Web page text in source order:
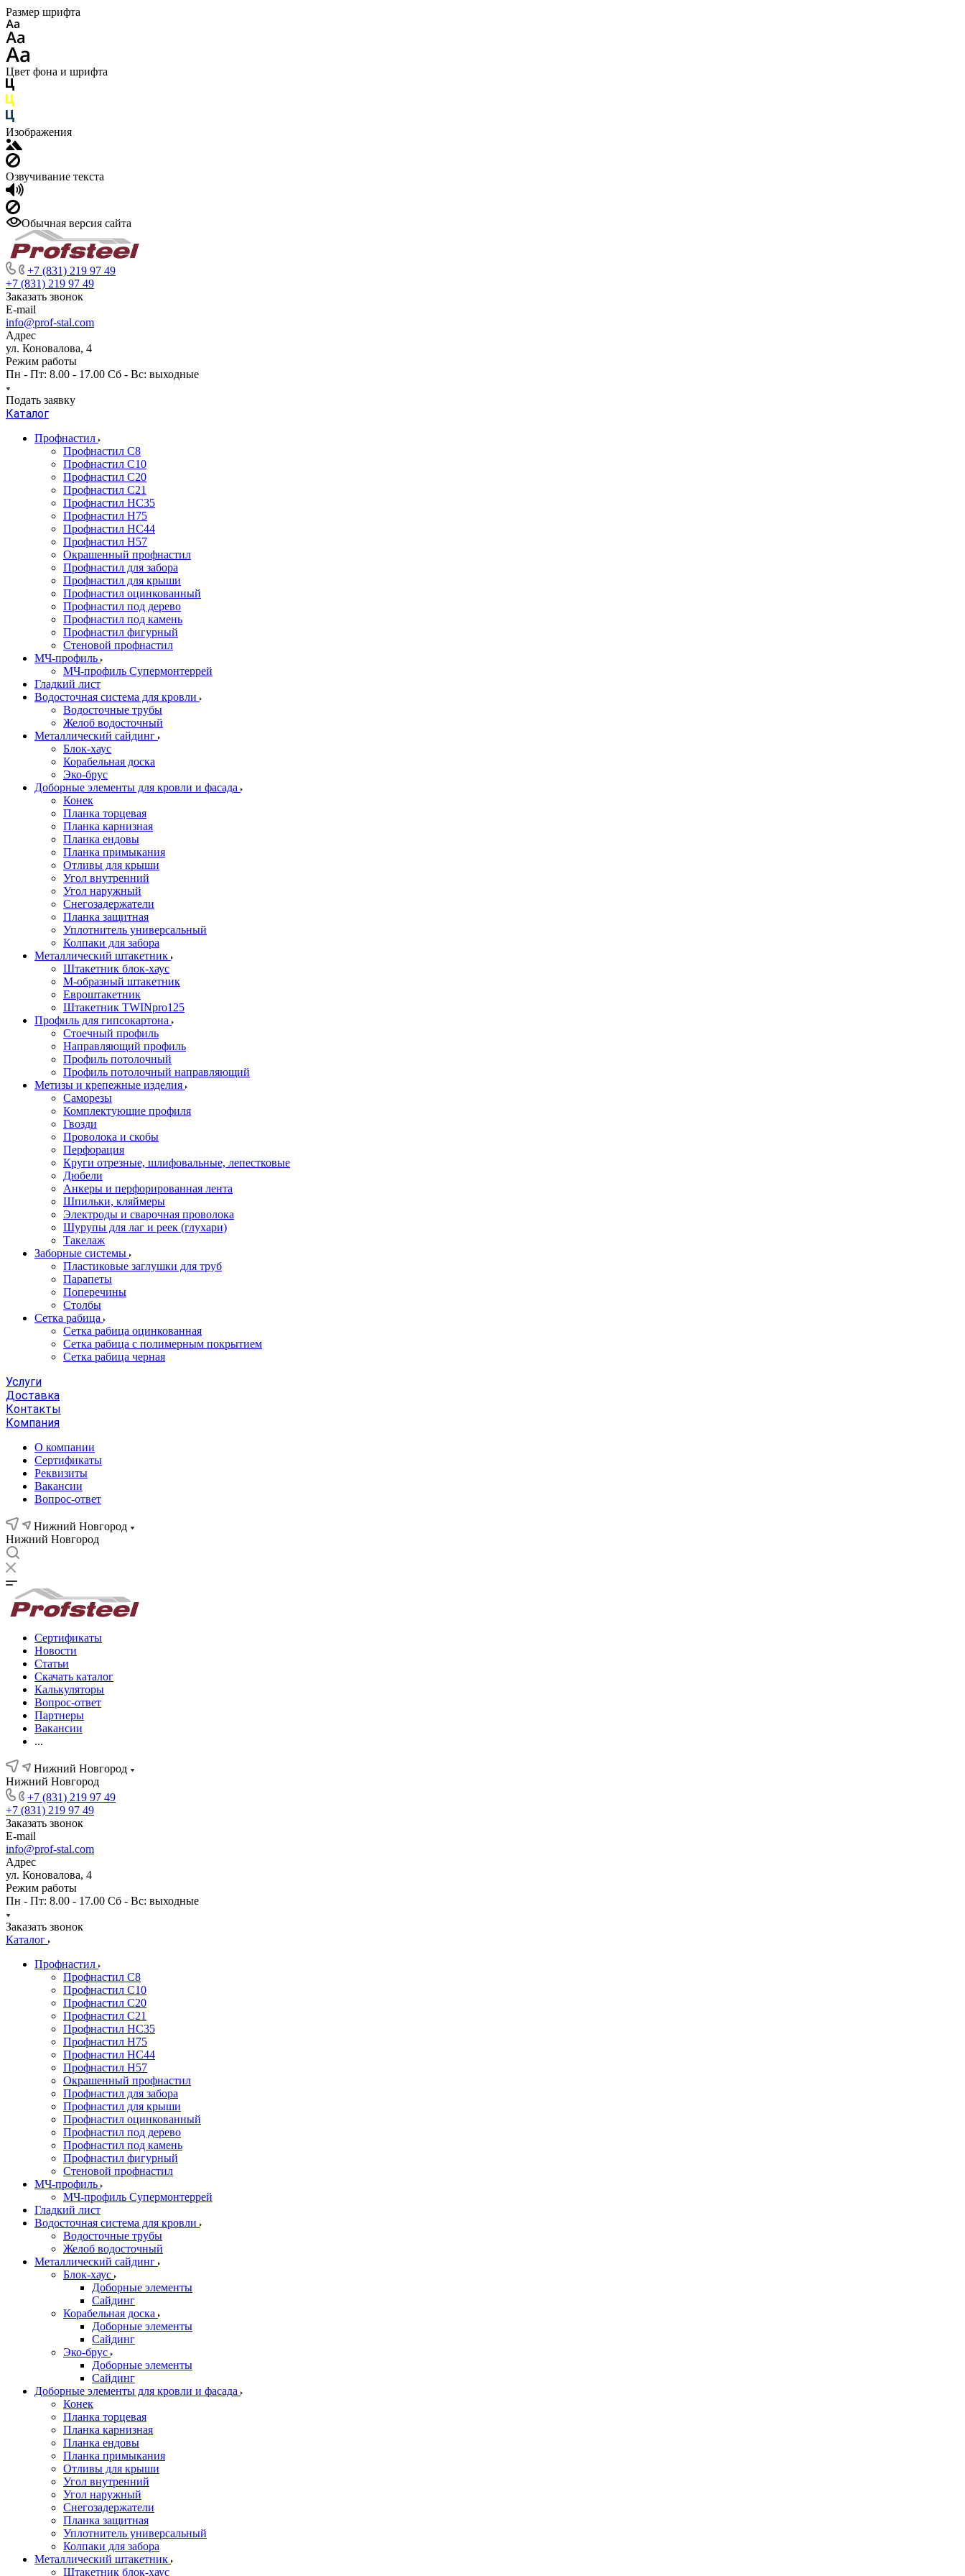
Размер шрифта
Цвет фона и шрифта
Изображения
Озвучивание текста
Обычная версия сайта
+7 (831) 219 97 49
+7 (831) 219 97 49
Заказать звонок
E-mail
info@prof-stal.com
Адрес
ул. Коновалова, 4
Режим работы
Пн - Пт: 8.00 - 17.00 Сб - Вс: выходные
Подать заявку
Каталог
Профнастил
Профнастил С8
Профнастил С10
Профнастил С20
Профнастил С21
Профнастил НС35
Профнастил Н75
Профнастил HC44
Профнастил Н57
Окрашенный профнастил
Профнастил для забора
Профнастил для крыши
Профнастил оцинкованный
Профнастил под дерево
Профнастил под камень
Профнастил фигурный
Стеновой профнастил
МЧ-профиль
МЧ-профиль Супермонтеррей
Гладкий лист
Водосточная система для кровли
Водосточные трубы
Желоб водосточный
Металлический сайдинг
Блок-хаус
Корабельная доска
Эко-брус
Доборные элементы для кровли и фасада
Конек
Планка торцевая
Планка карнизная
Планка ендовы
Планка примыкания
Отливы для крыши
Угол внутренний
Угол наружный
Снегозадержатели
Планка защитная
Уплотнитель универсальный
Колпаки для забора
Металлический штакетник
Штакетник блок-хаус
М-образный штакетник
Евроштакетник
Штакетник TWINpro125
Профиль для гипсокартона
Стоечный профиль
Направляющий профиль
Профиль потолочный
Профиль потолочный направляющий
Метизы и крепежные изделия
Саморезы
Комплектующие профиля
Гвозди
Проволока и скобы
Перфорация
Круги отрезные, шлифовальные, лепестковые
Дюбели
Анкеры и перфорированная лента
Шпильки, кляймеры
Электроды и сварочная проволока
Шурупы для лаг и реек (глухари)
Такелаж
Заборные системы
Пластиковые заглушки для труб
Парапеты
Поперечины
Столбы
Сетка рабица
Сетка рабица оцинкованная
Сетка рабица с полимерным покрытием
Сетка рабица черная
Услуги
Доставка
Контакты
Компания
О компании
Сертификаты
Реквизиты
Вакансии
Вопрос-ответ
Нижний Новгород
Нижний Новгород
Сертификаты
Новости
Статьи
Скачать каталог
Калькуляторы
Вопрос-ответ
Партнеры
Вакансии
...
Нижний Новгород
Нижний Новгород
+7 (831) 219 97 49
+7 (831) 219 97 49
Заказать звонок
E-mail
info@prof-stal.com
Адрес
ул. Коновалова, 4
Режим работы
Пн - Пт: 8.00 - 17.00 Сб - Вс: выходные
Заказать звонок
Каталог
Профнастил
Профнастил С8
Профнастил С10
Профнастил С20
Профнастил С21
Профнастил НС35
Профнастил Н75
Профнастил HC44
Профнастил Н57
Окрашенный профнастил
Профнастил для забора
Профнастил для крыши
Профнастил оцинкованный
Профнастил под дерево
Профнастил под камень
Профнастил фигурный
Стеновой профнастил
МЧ-профиль
МЧ-профиль Супермонтеррей
Гладкий лист
Водосточная система для кровли
Водосточные трубы
Желоб водосточный
Металлический сайдинг
Блок-хаус
Доборные элементы
Сайдинг
Корабельная доска
Доборные элементы
Сайдинг
Эко-брус
Доборные элементы
Сайдинг
Доборные элементы для кровли и фасада
Конек
Планка торцевая
Планка карнизная
Планка ендовы
Планка примыкания
Отливы для крыши
Угол внутренний
Угол наружный
Снегозадержатели
Планка защитная
Уплотнитель универсальный
Колпаки для забора
Металлический штакетник
Штакетник блок-хаус